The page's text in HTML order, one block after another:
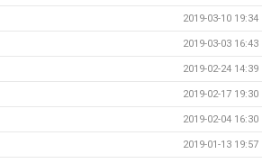
2019-03-10 19:34
2019-03-03 16:43
2019-02-24 14:39
2019-02-17 19:30
2019-02-04 16:30
2019-01-13 19:57